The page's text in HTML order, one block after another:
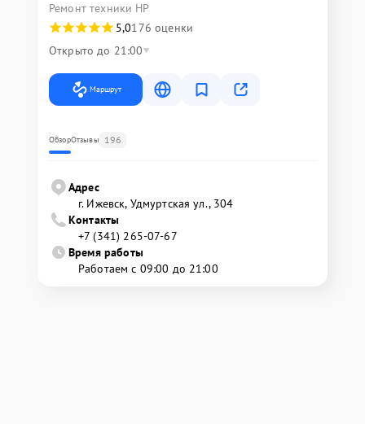
Ремонт техники HP
5,0176 оценки
Открыто до 21:00
Маршрут
ОбзорОтзывы 196
Адрес
г. Ижевск, Удмуртская ул., 304
Контакты
+7 (341) 265-07-67
Время работы
Работаем с 09:00 до 21:00